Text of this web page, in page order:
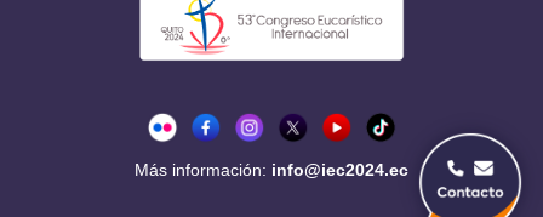
Más información: info@iec2024.ec